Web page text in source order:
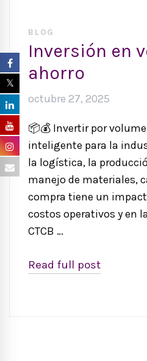
BLOG
Inversión en
ahorro
octubre 27, 2025
📦💰 Invertir por
inteligente para la
la logística, la
manejo de materiales,
compra tiene un
costos operativos y en
CTCB …
Read full post